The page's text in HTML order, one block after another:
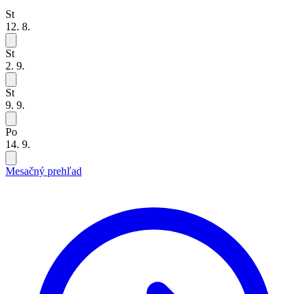
St
12. 8.
St
2. 9.
St
9. 9.
Po
14. 9.
Mesačný prehľad